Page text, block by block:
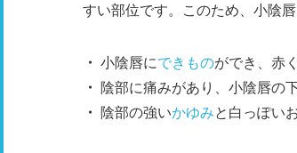
すい部位です。このため、小陰
小陰唇にできものができ、赤
陰部に痛みがあり、小陰唇の
陰部の強いかゆみと白っぽい